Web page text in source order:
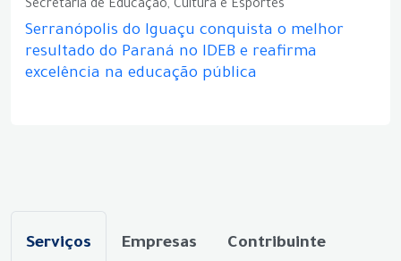
Secretaria de Educação, Cultura e Esportes
Serranópolis do Iguaçu conquista o melhor
resultado do Paraná no IDEB e reafirma
excelência na educação pública
Serviços Empresas Contribuinte